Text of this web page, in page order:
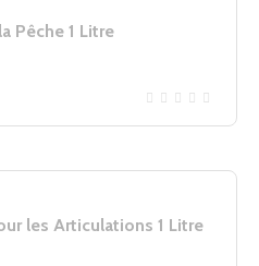
Pêche 1 Litre
les Articulations 1 Litre